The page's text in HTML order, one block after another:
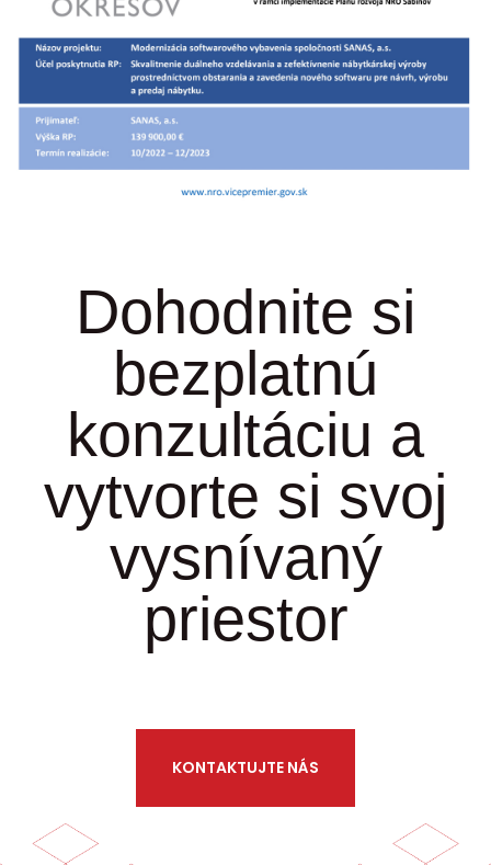
Dohodnite si
bezplatnú
konzultáciu a
vytvorte si svoj
vysnívaný
priestor
KONTAKTUJTE NÁS